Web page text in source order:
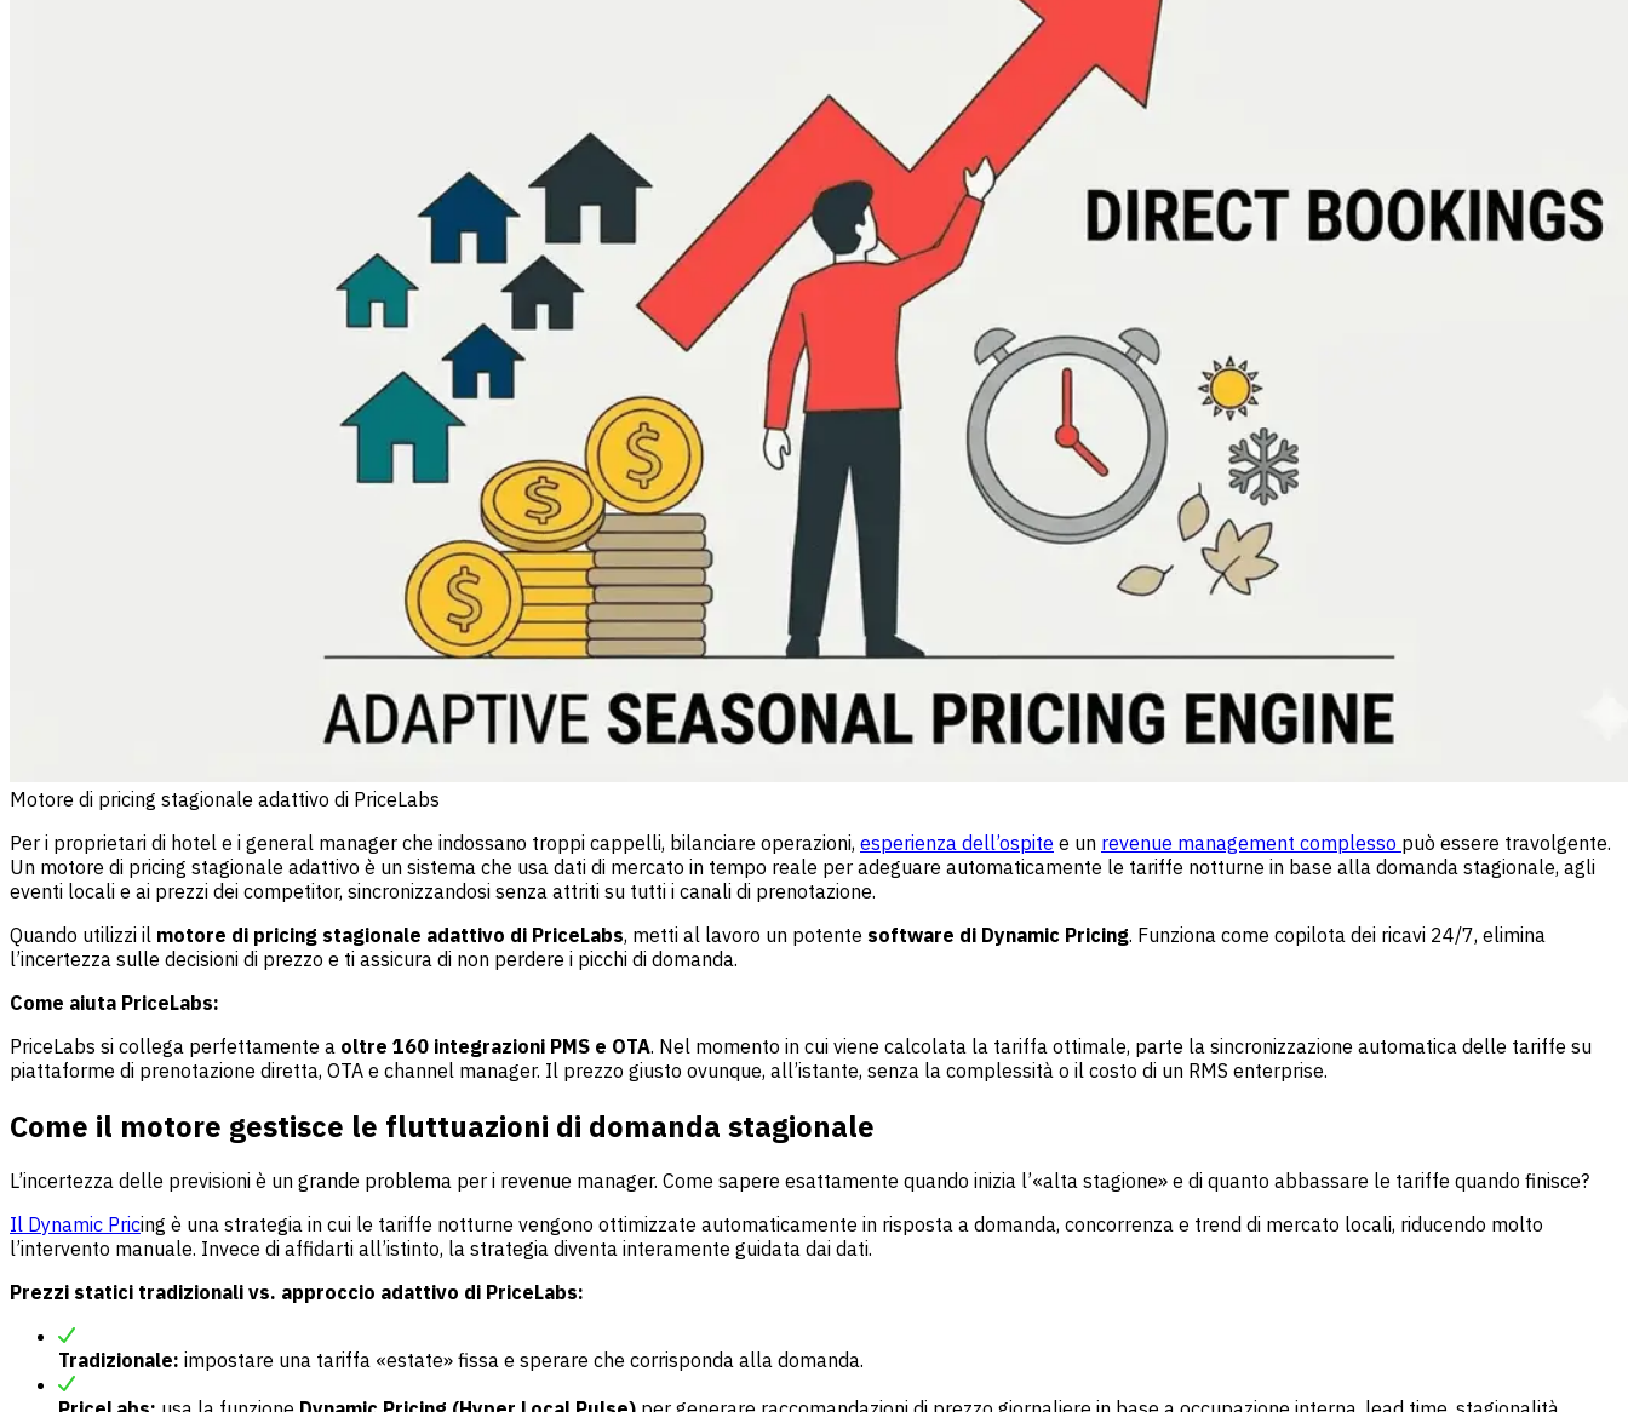
Motore di pricing stagionale adattivo di PriceLabs
Per i proprietari di hotel e i general manager che indossano troppi cappelli, bilanciare operazioni, esperienza dell’ospite e un revenue management complesso può essere travolgente.
Un motore di pricing stagionale adattivo è un sistema che usa dati di mercato in tempo reale per adeguare automaticamente le tariffe notturne in base alla domanda stagionale, agli
eventi locali e ai prezzi dei competitor, sincronizzandosi senza attriti su tutti i canali di prenotazione.
Quando utilizzi il motore di pricing stagionale adattivo di PriceLabs, metti al lavoro un potente software di Dynamic Pricing. Funziona come copilota dei ricavi 24/7, elimina
l’incertezza sulle decisioni di prezzo e ti assicura di non perdere i picchi di domanda.
Come aiuta PriceLabs:
PriceLabs si collega perfettamente a oltre 160 integrazioni PMS e OTA. Nel momento in cui viene calcolata la tariffa ottimale, parte la sincronizzazione automatica delle tariffe su
piattaforme di prenotazione diretta, OTA e channel manager. Il prezzo giusto ovunque, all’istante, senza la complessità o il costo di un RMS enterprise.
Come il motore gestisce le fluttuazioni di domanda stagionale
L’incertezza delle previsioni è un grande problema per i revenue manager. Come sapere esattamente quando inizia l’«alta stagione» e di quanto abbassare le tariffe quando finisce?
Il Dynamic Pricing è una strategia in cui le tariffe notturne vengono ottimizzate automaticamente in risposta a domanda, concorrenza e trend di mercato locali, riducendo molto
l’intervento manuale. Invece di affidarti all’istinto, la strategia diventa interamente guidata dai dati.
Prezzi statici tradizionali vs. approccio adattivo di PriceLabs:
Tradizionale: impostare una tariffa «estate» fissa e sperare che corrisponda alla domanda.